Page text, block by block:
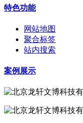
特色功能
网站地图
聚合标签
站内搜索
案例展示